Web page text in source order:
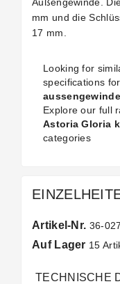
mm und die
17 mm.
Looking for
specifications
Explore our full
Astoria Gloria
categories
Artikel-Nr. 36-
Auf Lager 15
TECHNISCHE